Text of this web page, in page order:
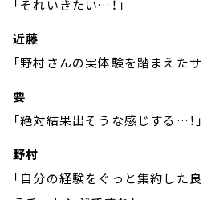
「それいきたい…！」
近藤
「野村さんの実体験を踏まえたサ
要
「絶対結果出そうな感じする…！」
野村
「自分の経験をぐっと集約した